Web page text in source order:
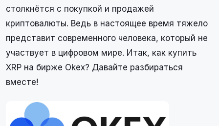
столкнётся с покупкой и продажей
криптовалюты. Ведь в настоящее время тяжело
представит современного человека, который не
участвует в цифровом мире. Итак, как купить
XRP на бирже Okex? Давайте разбираться
вместе!